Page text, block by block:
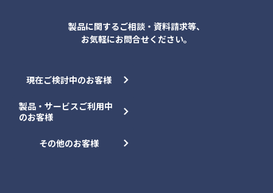
製品に関するご相談・資料請求等、
お気軽にお問合せください。
現在ご検討中のお客様
製品・サービスご利用中
のお客様
その他のお客様